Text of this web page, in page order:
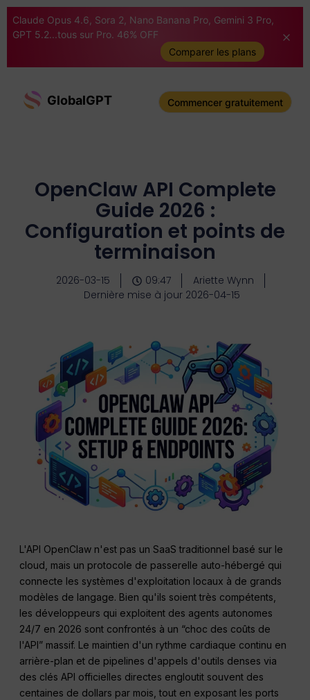
Claude Opus 4.6, Sora 2, Nano Banana Pro, Gemini 3 Pro,
GPT 5.2...tous sur Pro. 46% OFF
Comparer les plans
GlobalGPT Commencer gratuitement
OpenClaw API Complete
Guide 2026 :
Configuration et points de
terminaison
2026-03-15 09:47
Ariette Wynn
Dernière mise à jour 2026-04-15
L'API OpenClaw n'est pas un SaaS traditionnel basé sur le
cloud, mais un protocole de passerelle auto-hébergé qui
connecte les systèmes d'exploitation locaux à de grands
modèles de langage. Bien qu'ils soient très compétents,
les développeurs qui exploitent des agents autonomes
24/7 en 2026 sont confrontés à un “choc des coûts de
l'API” massif. Le maintien d'un rythme cardiaque continu en
arrière-plan et de pipelines d'appels d'outils denses via
des clés API officielles directes engloutit souvent des
centaines de dollars par mois, tout en exposant les ports